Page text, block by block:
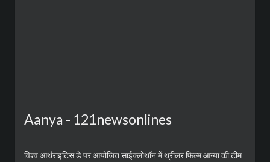
Aanya - 121newsonlines
विश्व आर्थराइटिस डे पर आयोजित साईक्लोथॉन में थ्रीलर फिल्म आन्या की टीम